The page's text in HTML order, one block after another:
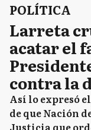
POLÍTICA
Larreta
acatar el
contra la
Así lo expresó
de que Nación
Justicia que